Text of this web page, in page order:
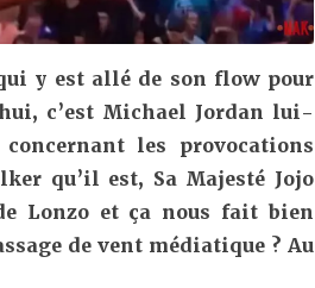
y est allé de son flowpour
c’est Michael Jordan lui-
les provocations
qu’il est, Sa Majesté Jojo
Lonzo et ça nous fait bien
de vent médiatique ? Au